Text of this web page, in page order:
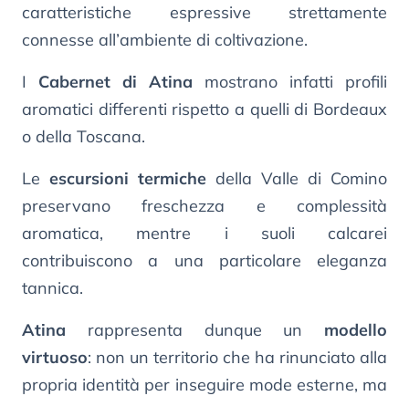
caratteristiche espressive strettamente
connesse all’ambiente di coltivazione.
I Cabernet di Atina mostrano infatti profili
aromatici differenti rispetto a quelli di Bordeaux
o della Toscana.
Le escursioni termiche della Valle di Comino
preservano freschezza e complessità
aromatica, mentre i suoli calcarei
contribuiscono a una particolare eleganza
tannica.
Atina rappresenta dunque un modello
virtuoso: non un territorio che ha rinunciato alla
propria identità per inseguire mode esterne, ma